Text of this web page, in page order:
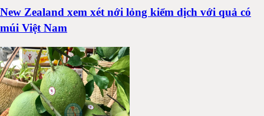
New Zealand xem xét nới lỏng kiểm dịch với quả có
múi Việt Nam